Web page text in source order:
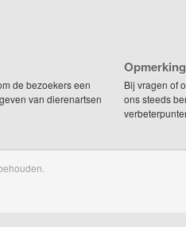
de bezoekers een
van dierenartsen
Bij vragen of
ons steeds